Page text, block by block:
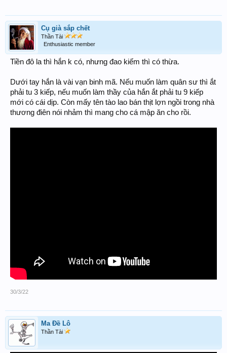
Cụ già sắp chết
Thần Tài
Enthusiastic member
Tiền đô la thì hắn k có, nhưng đao kiếm thì có thừa.
Dưới tay hắn là vài vạn binh mã. Nếu muốn làm quân sư thì ắt
phải tu 3 kiếp, nếu muốn làm thầy của hắn ắt phải tu 9 kiếp
mới có cái dịp. Còn mấy tên tào lao bán thịt lợn ngồi trong nhà
thương điên nói nhảm thì mang cho cá mập ăn cho rồi.
30/3/22
Ma Đề Lô
Thần Tài